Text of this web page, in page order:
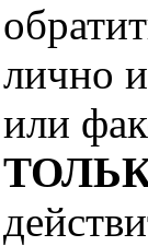
лично
или